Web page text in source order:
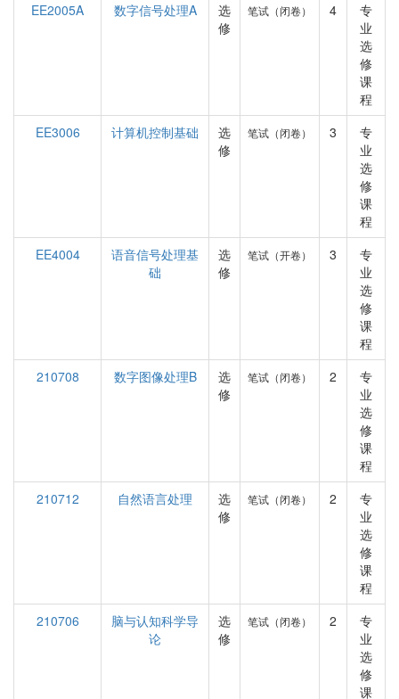
EE2005A
数字信号处理A
选
修
笔试（闭卷） 4
专
业
选
修
课
程
EE3006
计算机控制基础
选
修
笔试（闭卷） 3
专
业
选
修
课
程
EE4004
语音信号处理基
础
选
修
笔试（开卷） 3
专
业
选
修
课
程
210708
数字图像处理B
选
修
笔试（闭卷） 2
专
业
选
修
课
程
210712
自然语言处理
选
修
笔试（闭卷） 2
专
业
选
修
课
程
210706
脑与认知科学导
论
选
修
笔试（闭卷） 2
专
业
选
修
课